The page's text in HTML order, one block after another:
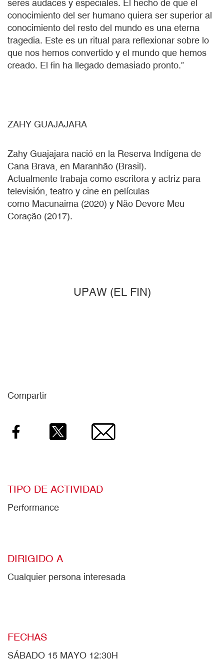
seres audaces y especiales. El hecho de que el
conocimiento del ser humano quiera ser superior al
conocimiento del resto del mundo es una eterna
tragedia. Este es un ritual para reflexionar sobre lo
que nos hemos convertido y el mundo que hemos
creado. El fin ha llegado demasiado pronto.”
ZAHY GUAJAJARA
Zahy Guajajara nació en la Reserva Indígena de
Cana Brava, en Maranhão (Brasil).
Actualmente trabaja como escritora y actriz para
televisión, teatro y cine en películas
como Macunaima (2020) y Não Devore Meu
Coração (2017).
UPAW (EL FIN)
Compartir
Facebook Email
TIPO DE ACTIVIDAD
Performance
DIRIGIDO A
Cualquier persona interesada
FECHAS
SÁBADO 15 MAYO 12:30H